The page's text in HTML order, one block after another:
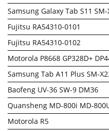
Samsung Galaxy Tab S11
Fujitsu RA54310-0101
Fujitsu RA54310-0102
Motorola P8668 GP328D+
Samsung Tab A11 Plus SM-
Baofeng UV-36 SW-9 DM36
Quansheng MD-800i MD-
Motorola R5